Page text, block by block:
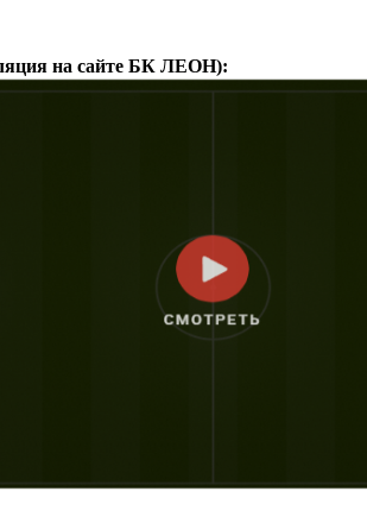
на сайте БК ЛЕОН):